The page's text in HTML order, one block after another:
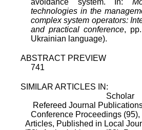
avoidance system. In:
technologies in the
complex system operators:
and practical conference,
Ukrainian language).
ABSTRACT PREVIEW
741
SIMILAR ARTICLES IN:
Scholar
Refereed Journal
Conference Proceedings (95),
Articles, Published in Local